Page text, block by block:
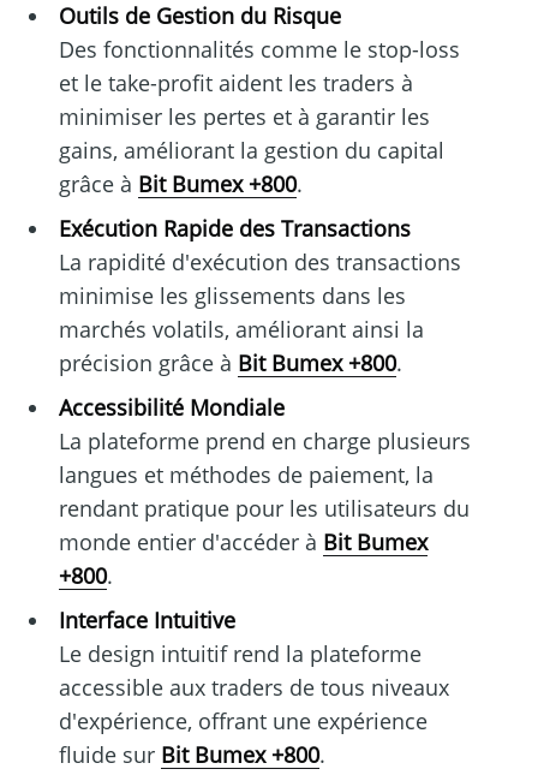
Outils de Gestion du Risque
Des fonctionnalités comme le stop-loss
et le take-profit aident les traders à
minimiser les pertes et à garantir les
gains, améliorant la gestion du capital
grâce à Bit Bumex +800.
Exécution Rapide des Transactions
La rapidité d'exécution des transactions
minimise les glissements dans les
marchés volatils, améliorant ainsi la
précision grâce à Bit Bumex +800.
Accessibilité Mondiale
La plateforme prend en charge plusieurs
langues et méthodes de paiement, la
rendant pratique pour les utilisateurs du
monde entier d'accéder à Bit Bumex
+800.
Interface Intuitive
Le design intuitif rend la plateforme
accessible aux traders de tous niveaux
d'expérience, offrant une expérience
fluide sur Bit Bumex +800.